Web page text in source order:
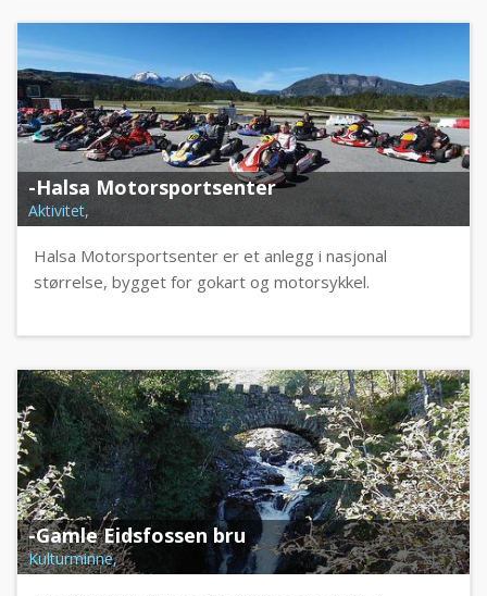
-Halsa Motorsportsenter
Aktivitet,
Halsa Motorsportsenter er et anlegg i nasjonal
størrelse, bygget for gokart og motorsykkel.
-Gamle Eidsfossen bru
Kulturminne,